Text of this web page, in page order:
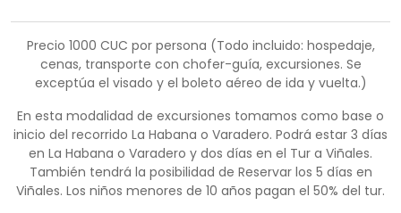
Precio 1000 CUC por persona (Todo incluido: hospedaje,
cenas, transporte con chofer-guía, excursiones. Se
exceptúa el visado y el boleto aéreo de ida y vuelta.)
En esta modalidad de excursiones tomamos como base o
inicio del recorrido La Habana o Varadero. Podrá estar 3 días
en La Habana o Varadero y dos días en el Tur a Viñales.
También tendrá la posibilidad de Reservar los 5 días en
Viñales. Los niños menores de 10 años pagan el 50% del tur.